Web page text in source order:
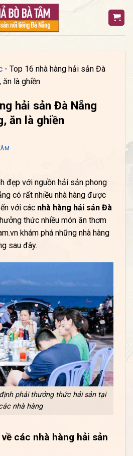
- Top 16 nhà hàng hải sản Đà
ăn là ghiền
hải sản Đà Nẵng
ăn là ghiền
đẹp với nguồn hải sản phong
có rất nhiều nhà hàng được
với các nhà hàng hải sản Đà
thức nhiều món ăn thơm
khám phá những nhà hàng
sau đây.
phải thưởng thức hải sản tại
nhà hàng
các nhà hàng hải sản